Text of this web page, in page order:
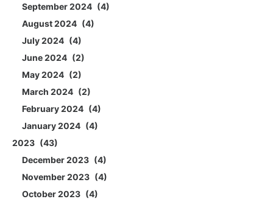
September 2024
4
August 2024
4
July 2024
4
June 2024
2
May 2024
2
March 2024
2
February 2024
4
January 2024
4
2023
43
December 2023
4
November 2023
4
October 2023
4